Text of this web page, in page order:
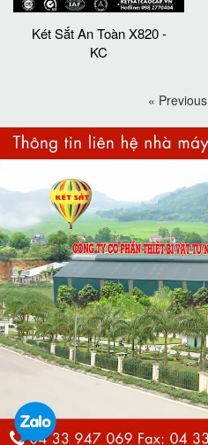
Két Sắt An Toàn X820 -
KC
« Previous